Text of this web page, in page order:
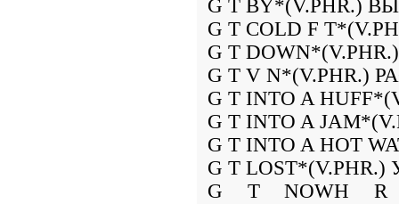
G T BY*(V.PHR.)
G T COLD F
G T
G T V N*(V.PHR.)
G T INTO A
G T INTO A
G T INTO A HOT
G T
G T NOWH R